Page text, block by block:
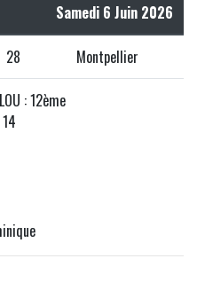
Samedi 6 Juin 2026
28 Montpellier
: 12ème